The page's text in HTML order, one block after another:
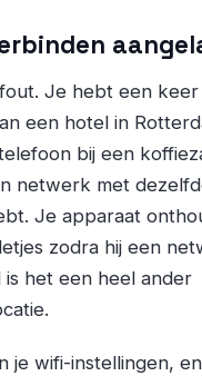
Je hebt een keer
een hotel in
bij een
netwerk met
Je apparaat
zodra hij een
het een heel ander
je wifi-instellingen, en